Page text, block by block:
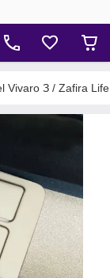
Vivaro З / Zafira